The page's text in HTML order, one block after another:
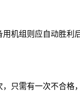
机组则应自动胜利
只需有一次不合格